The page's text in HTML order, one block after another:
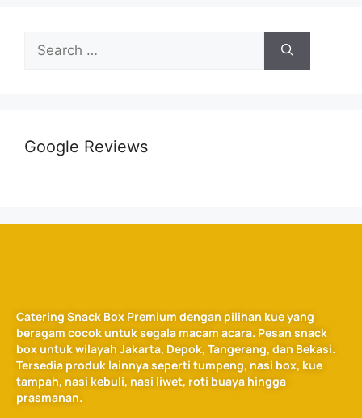
Google Reviews
Catering Snack Box Premium dengan pilihan kue yang
beragam cocok untuk segala macam acara. Pesan snack
box untuk wilayah Jakarta, Depok, Tangerang, dan Bekasi.
Tersedia produk lainnya seperti tumpeng, nasi box, kue
tampah, nasi kebuli, nasi liwet, roti buaya hingga
prasmanan.